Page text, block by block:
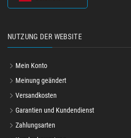
NUTZUNG DER WEBSITE
Mein Konto
Meinung geändert
Versandkosten
Garantien und Kundendienst
Zahlungsarten